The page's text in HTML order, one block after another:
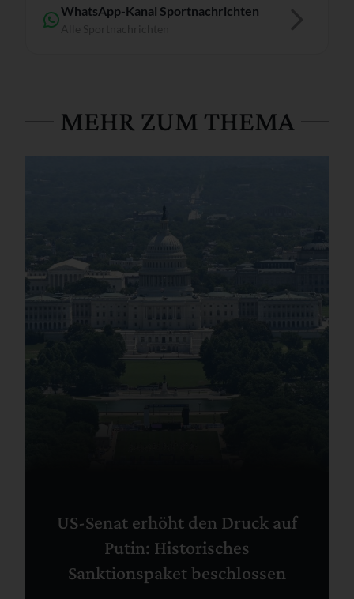
WhatsApp-Kanal Sportnachrichten
MEHR ZUM THEMA
US-Senat erhöht den Druck auf
Putin: Historisches
Sanktionspaket beschlossen